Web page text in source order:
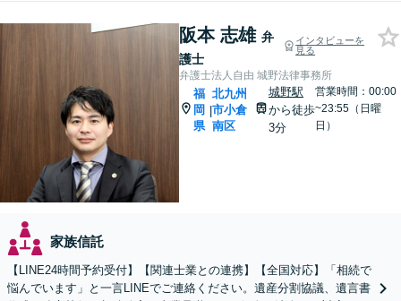
阪本 志雄 弁
護士
インタビューを
見る
弁護士法人自由 城野法律事務所
福
岡
県
|
北九州
市小倉
南区
城野駅
から徒歩
3分
営業時間：00:00
~23:55（日曜
日）
家族信託
【LINE24時間予約受付】【関連士業との連携】【全国対応】「相続で
悩んでいます」と一言LINEでご連絡ください。遺産分割協議、遺言書